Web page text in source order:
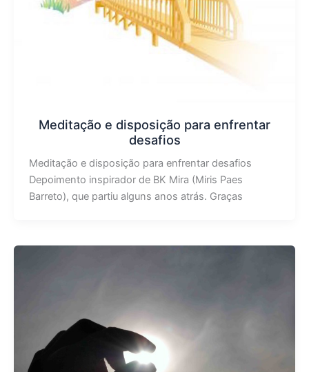
Meditação e disposição para enfrentar
desafios
Meditação e disposição para enfrentar desafios
Depoimento inspirador de BK Mira (Miris Paes
Barreto), que partiu alguns anos atrás. Graças